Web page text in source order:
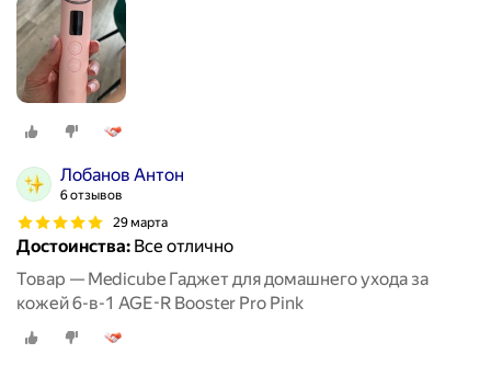
Лобанов Антон
6 отзывов
29 марта
Достоинства: Все отлично
Товар — Medicube Гаджет для домашнего ухода за
кожей 6-в-1 AGE-R Booster Pro Pink